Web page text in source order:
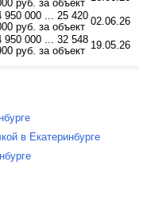
руб. за объект
950 000 ... 25 420
руб. за объект 02.06.26
950 000 ... 32 548
руб. за объект 19.05.26
в Екатеринбурге